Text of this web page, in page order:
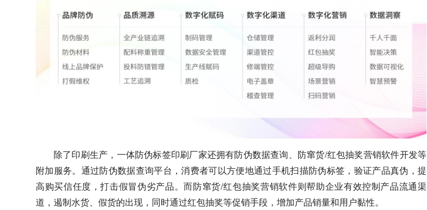
除了印刷生产，一体防伪标签印刷厂家还拥有防伪数据查询、防窜货/红包抽奖营销软件开发等
附加服务。通过防伪数据查询平台，消费者可以方便地通过手机扫描防伪标签，验证产品真伪，提
高购买信任度，打击假冒伪劣产品。而防窜货/红包抽奖营销软件则帮助企业有效控制产品流通渠
道，遏制水货、假货的出现，同时通过红包抽奖等促销手段，增加产品销量和用户黏性。